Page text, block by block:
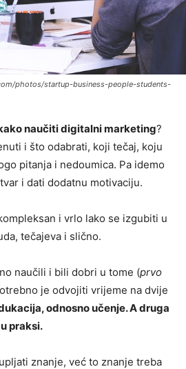
photos/startup-business-people-students-
naučiti digitalni marketing?
i što odabrati, koji tečaj, koju
pitanja i nedoumica. Pa idemo
i dati dodatnu motivaciju.
i vrlo lako se izgubiti u
tečajeva i slično.
naučili i bili dobri u tome (prvo
je odvojiti vrijeme na dvije
odnosno učenje. A druga
praksi.
znanje, već to znanje treba